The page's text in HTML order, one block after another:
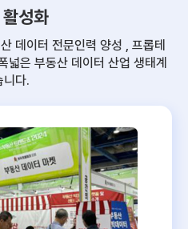
성화
데이터 전문인력 양성 , 프롭테
넓은 부동산 데이터 산업 생태계
니다.